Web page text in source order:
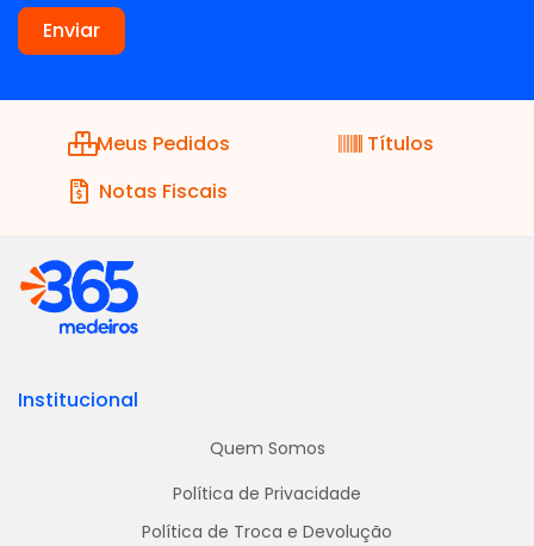
Meus Pedidos
Títulos
Notas Fiscais
Institucional
Quem Somos
Política de Privacidade
Política de Troca e Devolução